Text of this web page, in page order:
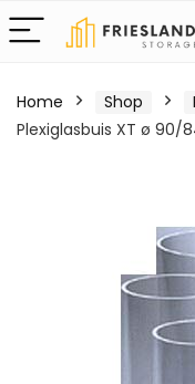
Home Shop
Plexiglasbuis XT ø